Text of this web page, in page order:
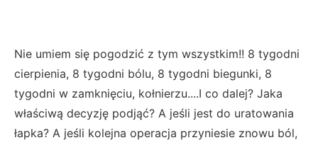
Nie umiem się pogodzić z tym wszystkim!! 8 tygodni
cierpienia, 8 tygodni bólu, 8 tygodni biegunki, 8
tygodni w zamknięciu, kołnierzu....I co dalej? Jaka
właściwą decyzję podjąć? A jeśli jest do uratowania
łapka? A jeśli kolejna operacja przyniesie znowu ból,